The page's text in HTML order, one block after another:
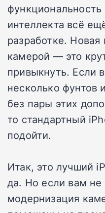
функциональность
интеллекта всё
разработке. Новая
камерой — это
привыкнуть. Если
несколько фунтов
без пары этих
то стандартный
подойти.
Итак, это лучший
да. Но если вам не
модернизация